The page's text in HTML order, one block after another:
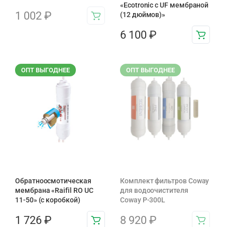
1 002 ₽
«Ecotronic с UF мембраной
(12 дюймов)»
6 100 ₽
ОПТ ВЫГОДНЕЕ
Обратноосмотическая
мембрана «Raifil RO UC
11-50» (с коробкой)
1 726 ₽
ОПТ ВЫГОДНЕЕ
Комплект фильтров Coway
для водоочистителя
Coway P-300L
8 920 ₽